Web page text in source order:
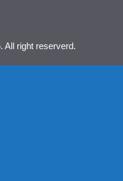
All right reserverd.